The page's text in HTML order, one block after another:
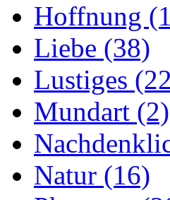
Hoffnung
Liebe (38)
Lustiges
Mundart (2)
Natur (16)